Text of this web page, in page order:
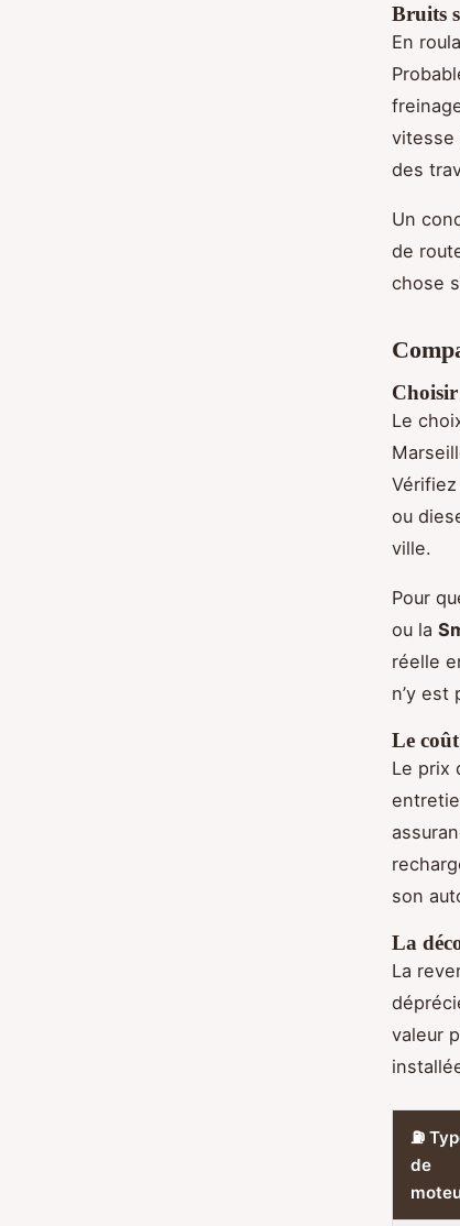
Bruits
En
vitesse
des
Un
de
chose
Choisir
Le
Vérifiez
ou
ville.
Pour
ou la
réelle
n’y
Le
Le prix
son
La
La
valeur
⛽
de